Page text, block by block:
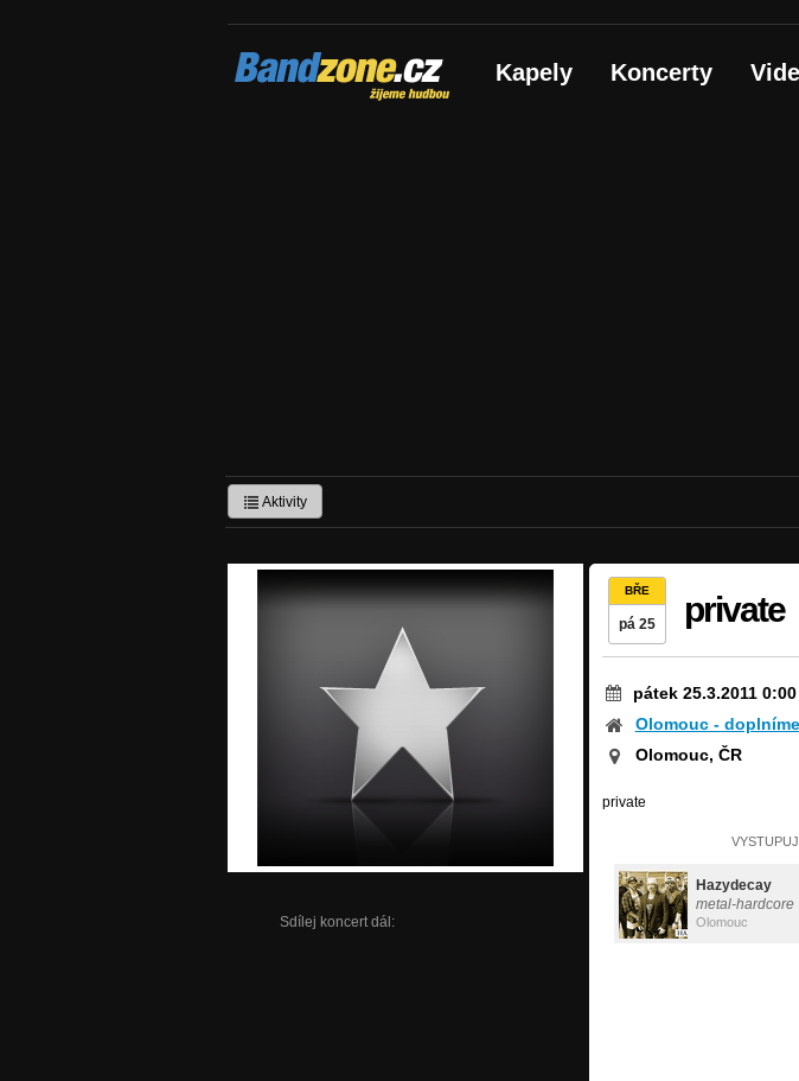
Bandzone.cz
žijeme hudbou Kapely Koncerty
Aktivity
Sdílej koncert dál:
BŘE
pá 25 private
pátek 25.3.2011 0:00
Olomouc - doplníme
Olomouc, ČR
private
Hazydecay
metal-hardcore
Olomouc